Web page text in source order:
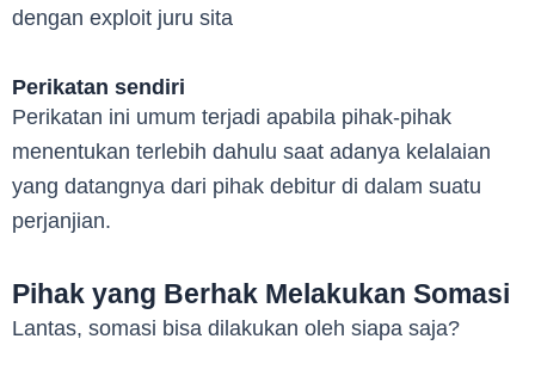
dengan exploit juru sita
Perikatan sendiri
Perikatan ini umum terjadi apabila pihak-pihak
menentukan terlebih dahulu saat adanya kelalaian
yang datangnya dari pihak debitur di dalam suatu
perjanjian.
Pihak yang Berhak Melakukan Somasi
Lantas, somasi bisa dilakukan oleh siapa saja?